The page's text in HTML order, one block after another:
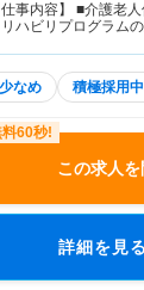
仕事内容】 ■介護老
リハビリプログラム
なめ 積極採用中
この求人
詳細を見る